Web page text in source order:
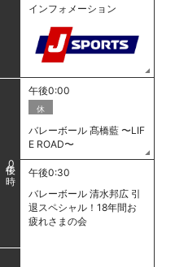
インフォメーション
0
午後0:00
休
バレーボール 髙橋藍 〜LIF
E ROAD〜
午後0:30
バレーボール 清水邦広 引
退スペシャル！18年間お
疲れさまの会